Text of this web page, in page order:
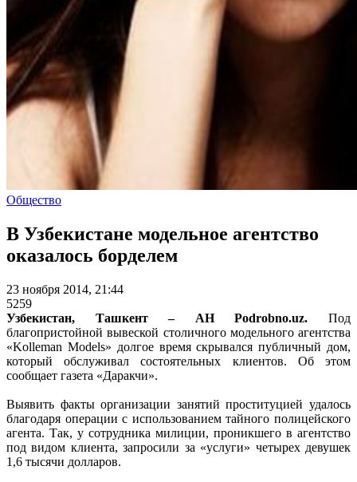
Общество
В Узбекистане модельное агентство
оказалось борделем
23 ноября 2014, 21:44
5259
Узбекистан, Ташкент – АН Podrobno.uz. Под
благопристойной вывеской столичного модельного агентства
«Kolleman Models» долгое время скрывался публичный дом,
который обслуживал состоятельных клиентов. Об этом
сообщает газета «Даракчи».
Выявить факты организации занятий проституцией удалось
благодаря операции с использованием тайного полицейского
агента. Так, у сотрудника милиции, проникшего в агентство
под видом клиента, запросили за «услуги» четырех девушек
1,6 тысячи долларов.